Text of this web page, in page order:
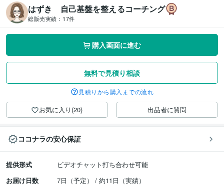
はずき 自己基盤を整えるコーチング
総販売実績： 17件
購入画面に進む
無料で見積り相談
見積りから購入までの流れ
お気に入り(20) 出品者に質問
ココナラの安心保証
提供形式
ビデオチャット打ち合わせ可能
お届け日数
7日（予定） / 約11日（実績）